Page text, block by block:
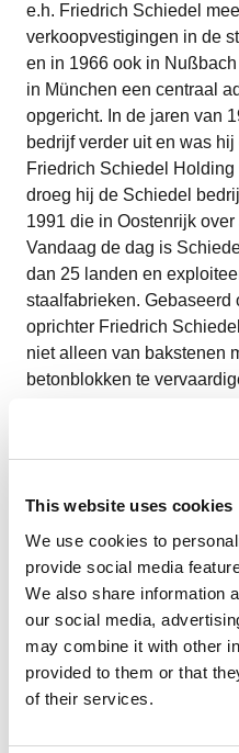
This website uses cookies
We use cookies to
provide social media
We also share information
our social media,
may combine it with other
provided to them or that
of their services.
e.h. Friedrich Schiedel
verkoopvestigingen in de
en in 1966 ook in
in München een centraal
opgericht. In de jaren van
bedrijf verder uit en was
Friedrich Schiedel
droeg hij de Schiedel
1991 die in Oostenrijk
Vandaag de dag is
dan 25 landen en
staalfabrieken.
oprichter Friedrich
niet alleen van bakstenen
betonblokken te
gecreëerd. Tot onze
schoorsteen in 1966, de
ABSOLUT Thermo
kamergeïsoleerde werking
de combinatie van onze
schachtgeïntegreerde en
KINGFIRE.